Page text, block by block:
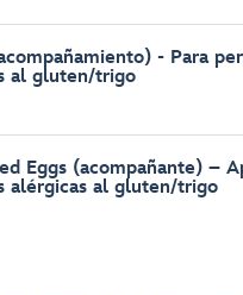
- Para
al gluten/trigo
Eggs (acompañante) –
alérgicas al gluten/trigo